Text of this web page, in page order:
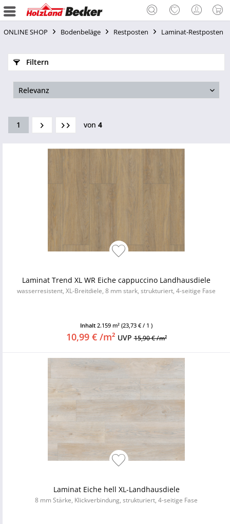
ONLINE SHOP Bodenbeläge Restposten Laminat-Restposten
Filtern
1 von 4
Laminat Trend XL WR Eiche cappuccino Landhausdiele
wasserresistent, XL-Breitdiele, 8 mm stark, strukturiert, 4-seitige Fase
Inhalt 2.159 m² (23,73 € / 1 )
10,99 € /m² UVP15,90 € /m²
Laminat Eiche hell XL-Landhausdiele
8 mm Stärke, Klickverbindung, strukturiert, 4-seitige Fase